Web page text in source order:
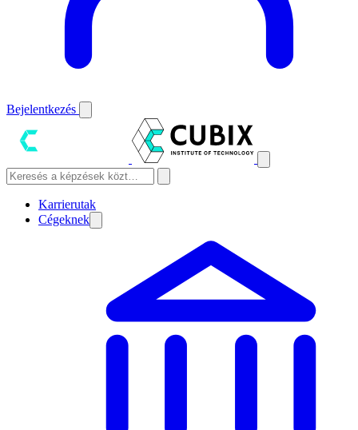
Bejelentkezés
Karrierutak
Cégeknek